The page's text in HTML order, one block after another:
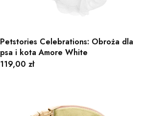
Petstories Celebrations: Obroża dla
psa i kota Amore White
Cena
119,00 zł